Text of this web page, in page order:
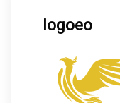
logoeo